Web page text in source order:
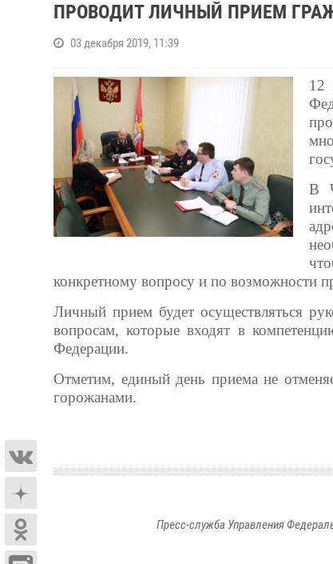
ПРОВОДИТ ЛИЧНЫЙ ПРИЕМ
03 декабря 2019, 11:39
12
В
конкретному вопросу и по возможности
Личный прием будет осуществляться
вопросам, которые входят в
Федерации.
Отметим, единый день приема не
горожанами.
Пресс-служба Управления